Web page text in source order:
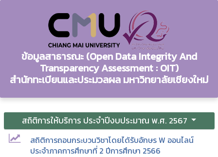
ข้อมูลสาธารณะ (Open Data Integrity And
Transparency Assessment : OIT)
สำนักทะเบียนและประมวลผล มหาวิทยาลัยเชียงใหม่
สถิติการให้บริการ ประจำปีงบประมาณ พ.ศ. 2567
สถิติการถอนกระบวนวิชาโดยได้รับอักษร W ออนไลน์
ประจำภาคการศึกษาที่ 2 ปีการศึกษา 2566